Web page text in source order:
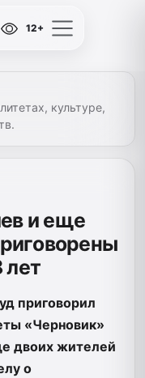
12+
культуре,
и еще
лет
приговорил
«Черновик»
двоих жителей
о